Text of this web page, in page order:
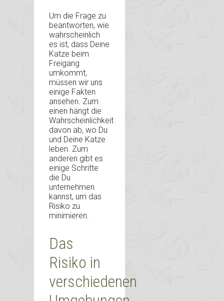
Um die Frage zu
beantworten, wie
wahrscheinlich
es ist, dass Deine
Katze beim
Freigang
umkommt,
müssen wir uns
einige Fakten
ansehen. Zum
einen hängt die
Wahrscheinlichkeit
davon ab, wo Du
und Deine Katze
leben. Zum
anderen gibt es
einige Schritte
die Du
unternehmen
kannst, um das
Risiko zu
minimieren.
Das
Risiko in
verschiedenen